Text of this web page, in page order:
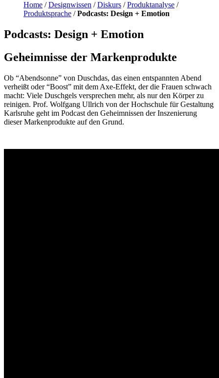
Home /Designwissen /Diskurs /Produktanalyse /
Produktsprache /Podcasts: Design + Emotion
Podcasts: Design + Emotion
Geheimnisse der Markenprodukte
Ob “Abendsonne” von Duschdas, das einen entspannten Abend
verheißt oder “Boost” mit dem Axe-Effekt, der die Frauen schwach
macht: Viele Duschgels versprechen mehr, als nur den Körper zu
reinigen. Prof. Wolfgang Ullrich von der Hochschule für Gestaltung
Karlsruhe geht im Podcast den Geheimnissen der Inszenierung
dieser Markenprodukte auf den Grund.